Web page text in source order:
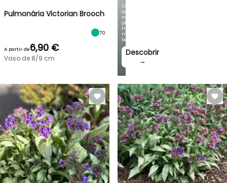
Com
as
nossas
plantas
trepadeiras
mais
bonitas!
Descobrir
→
Pulmonária Victorian Brooch
70
A partir de6,90 €
Vaso de 8/9 cm